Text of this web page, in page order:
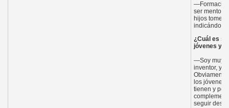
—Formación
ser mentor,
hijos tomen
¿Cuál es
jóvenes y
—Soy muy
inventor, y
los jóvenes
tienen y por
seguir